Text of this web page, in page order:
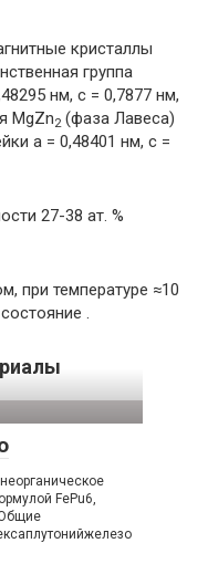
кристаллы
группа
нм, c = 0,7877 нм,
MgZn2 (фаза Лавеса)
a = 0,48401 нм, c =
27-38 ат. %
при температуре ≈10
.
FePu6,